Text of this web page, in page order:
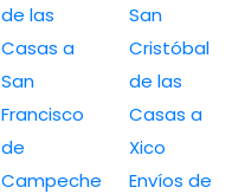
de las
Casas a
San
Francisco
de
Campeche
San
Cristóbal
de las
Casas a
Xico
Envíos de